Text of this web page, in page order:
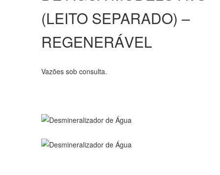
(LEITO SEPARADO) –
REGENERÁVEL
Vazões sob consulta.